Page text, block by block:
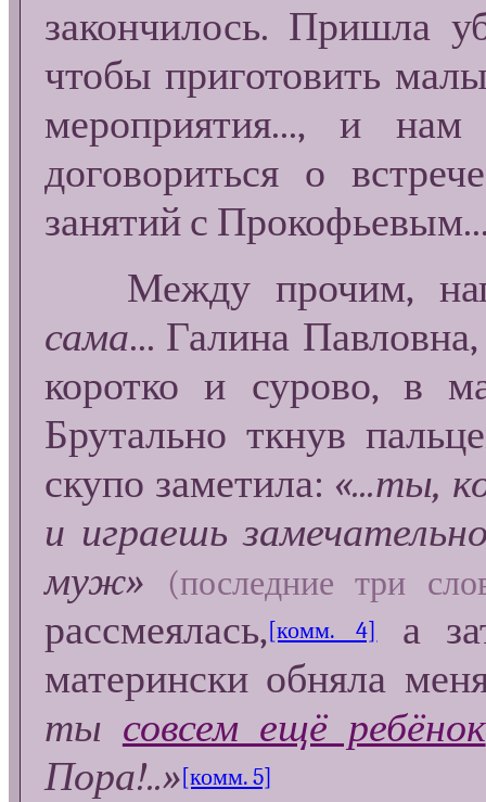
закончилось. Пришла
чтобы приготовить
мероприятия..., и
договориться о
занятий с
Между прочим,
сама... Галина
коротко и сурово, в
Брутально ткнув
скупо заметила: «...ты,
и играешь
муж»
(последние три
рассмеялась,[комм. 4]а
матерински обняла
ты совсем ещё ребёнок
Пора!..»[комм. 5]